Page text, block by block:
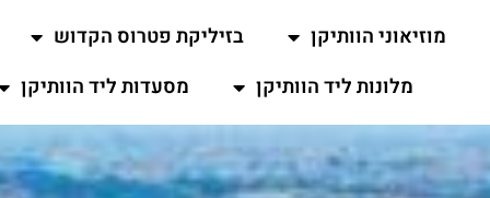
מוזיאוני הוותיקן
בזיליקת פטרוס הקדוש
מלונות ליד הוותיקן
מסעדות ליד הוותיקן